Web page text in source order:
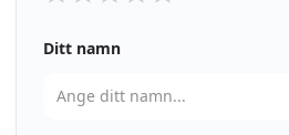
Ditt namn